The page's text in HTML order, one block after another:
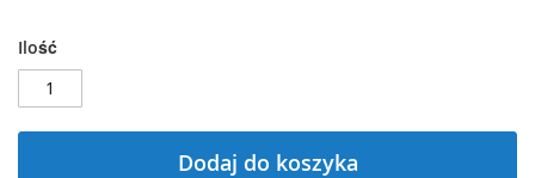
Ilość
Dodaj do koszyka